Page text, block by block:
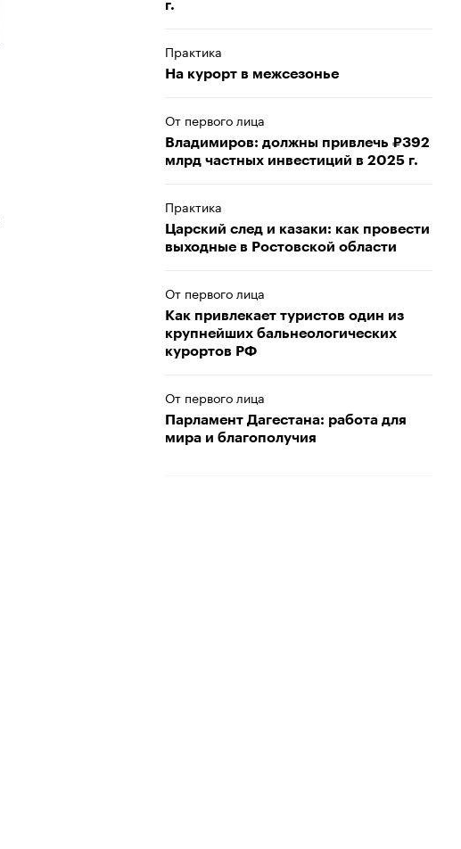
г.
Практика
На курорт в межсезонье
От первого лица
Владимиров: должны привлечь ₽392
млрд частных инвестиций в 2025 г.
Практика
Царский след и казаки: как провести
выходные в Ростовской области
От первого лица
Как привлекает туристов один из
крупнейших бальнеологических
курортов РФ
От первого лица
Парламент Дагестана: работа для
мира и благополучия